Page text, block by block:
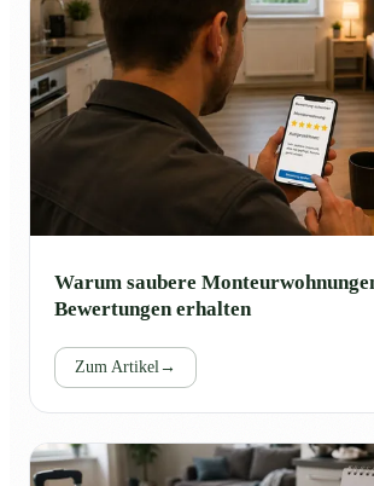
Warum saubere
Bewertungen erhalten
Zum Artikel →